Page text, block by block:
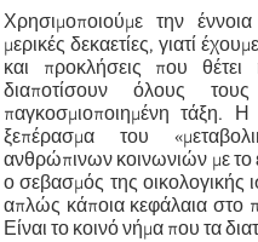
Χρησιμοποιούμε την
μερικές δεκαετίες, γιατί
και προκλήσεις που
διαποτίσουν όλους
παγκοσμιοποιημένη τάξη.
ξεπέρασμα του
ανθρώπινων κοινωνιών με το
ο σεβασμός της οικολογικής
απλώς κάποια κεφάλαια στο
Είναι το κοινό νήμα που τα